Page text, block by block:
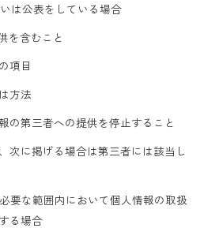
は公表をしている場合
を含むこと
項目
方法
の第三者への提供を停止すること
次に掲げる場合は第三者には該当し
要な範囲内において個人情報の取扱
る場合